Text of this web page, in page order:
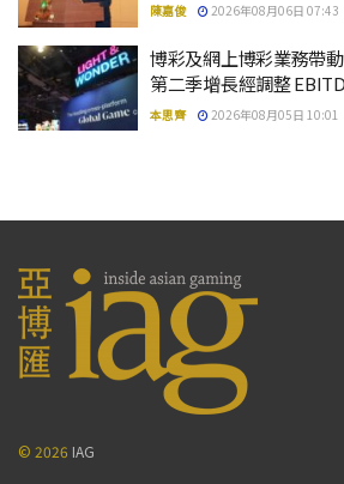
陳嘉俊 2026年08月06日 07:43
博彩及網上博彩業務帶
第二季增長經調整
本思齊 2026年08月05日 10:01
© 2026 IAG